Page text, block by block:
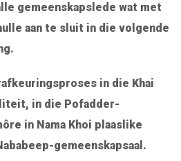
gemeenskapslede wat met
aan te sluit in die volgende
in die Khai
in die Pofadder-
in Nama Khoi plaaslike
gemeenskapsaal.